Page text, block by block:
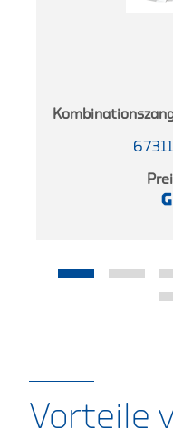
Vorteile